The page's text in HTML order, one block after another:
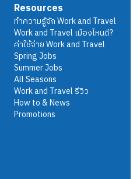
Resources
ทำความรู้จัก Work and Travel
Work and Travel เมืองไหนดี?
ค่าใช้จ่าย Work and Travel
Spring Jobs
Summer Jobs
All Seasons
Work and Travel รีวิว
How to & News
Promotions